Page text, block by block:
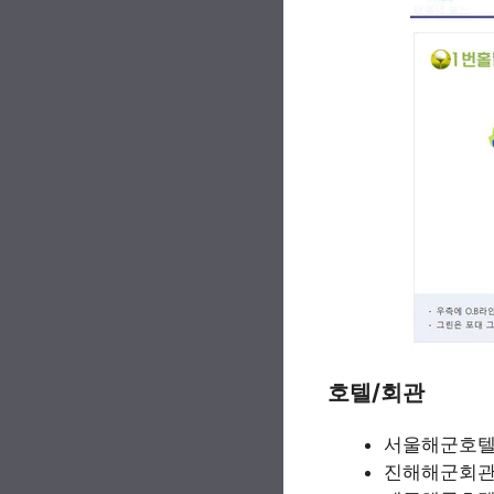
호텔/회관
서울해군호
진해해군회